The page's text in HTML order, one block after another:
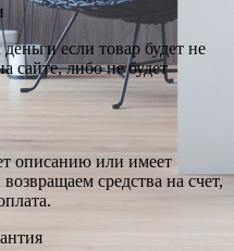
если товар будет не
сайте, либо не будет
описанию или имеет
средства на счет,